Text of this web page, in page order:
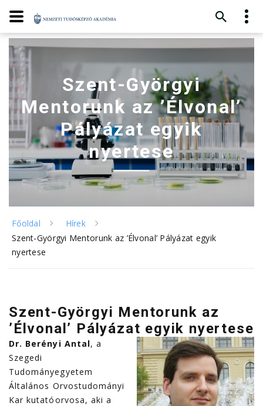
Szent-Györgyi
Mentorunk az ’Élvonal’
Pályázat egyik
nyertese
Főoldal
Hírek
Szent-Györgyi Mentorunk az ’Élvonal’ Pályázat egyik
nyertese
Szent-Györgyi Mentorunk az
’Élvonal’ Pályázat egyik nyertese
Dr. Berényi Antal, a
Szegedi
Tudományegyetem
Általános Orvostudományi
Kar kutatóorvosa, aki a